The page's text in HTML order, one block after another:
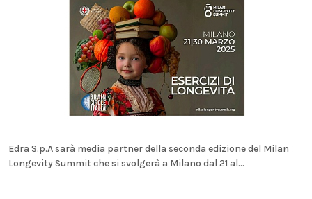
Edra S.p.A sarà media partner della seconda edizione del Milan
Longevity Summit che si svolgerà a Milano dal 21 al...